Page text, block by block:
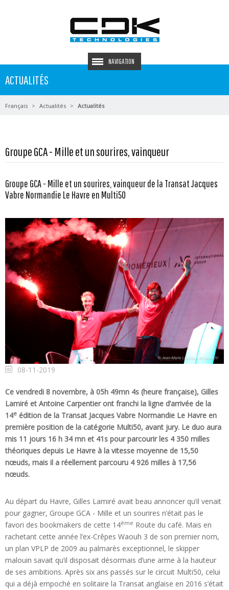
NAVIGATION
ACTUALITÉS
Français Actualités Actualités
Groupe GCA - Mille et un sourires, vainqueur
Groupe GCA - Mille et un sourires, vainqueur de la Transat Jacques
Vabre Normandie Le Havre en Multi50
08-11-2019
Ce vendredi 8 novembre, à 05h 49mn 4s (heure française), Gilles
Lamiré et Antoine Carpentier ont franchi la ligne d’arrivée de la
14e édition de la Transat Jacques Vabre Normandie Le Havre en
première position de la catégorie Multi50, avant jury. Le duo aura
mis 11 jours 16 h 34 mn et 41s pour parcourir les 4 350 milles
théoriques depuis Le Havre à la vitesse moyenne de 15,50
nœuds, mais il a réellement parcouru 4 926 milles à 17,56
nœuds.
Au départ du Havre, Gilles Lamiré avait beau annoncer qu’il venait
pour gagner, Groupe GCA - Mille et un sourires n’était pas le
favori des bookmakers de cette 14ème Route du café. Mais en
rachetant cette année l’ex-Crêpes Waouh 3 de son premier nom,
un plan VPLP de 2009 au palmarès exceptionnel, le skipper
malouin savait qu’il disposait désormais d’une arme à la hauteur
de ses ambitions. Après six ans passés sur le circuit Multi50, celui
qui a déjà empoché en solitaire la Transat anglaise en 2016 s’était